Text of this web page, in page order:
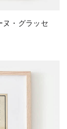
・グラッセ